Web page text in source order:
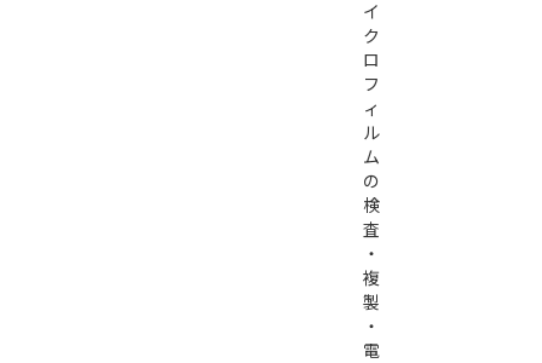
イ
ク
ロ
フ
ィ
ル
ム
の
検
査
・
複
製
・
電